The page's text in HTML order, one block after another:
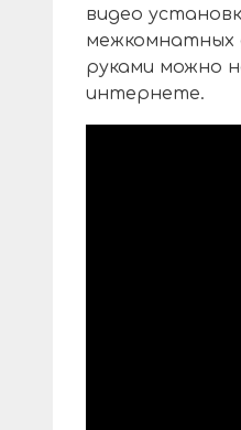
видео
межкомнатных
руками можно
интернете.